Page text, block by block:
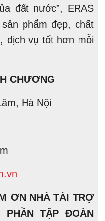
đất nước”, ERAS
phẩm đẹp, chất
dịch vụ tốt hơn mỗi
CHƯƠNG
Hà Nội
ƠN NHÀ TÀI TRỢ
TẬP ĐOÀN